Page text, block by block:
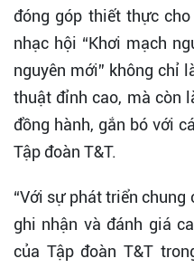
đóng góp thiết thực
nhạc hội “Khơi mạch
nguyên mới” không chỉ
thuật đỉnh cao, mà còn
đồng hành, gắn bó với
Tập đoàn T&T.
“Với sự phát triển
ghi nhận và đánh giá
của Tập đoàn T&T